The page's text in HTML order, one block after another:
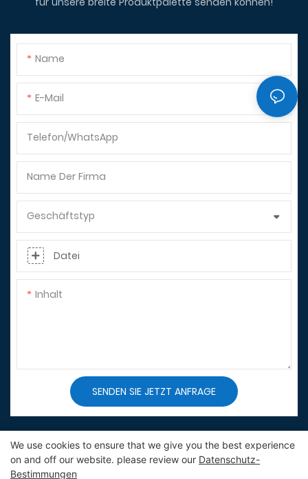
Name
E-Mail
Telefon/WhatsApp
Name Der Firma
Geschäftstyp
Datei
Inhalt
SENDEN SIE JETZT ANFRAGE
We use cookies to ensure that we give you the best experience
on and off our website. please review our Datenschutz-
Bestimmungen